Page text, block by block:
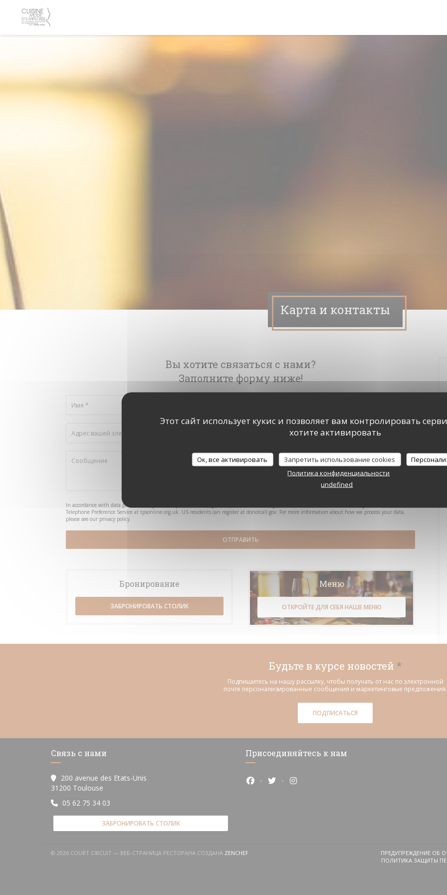
Этот сайт использует кукис и позволяет вам контролировать
хотите активировать
Ок, все активировать Запретить использование cookies
Политика конфиденциальности
undefined
Карта и контакты
Вы хотите связаться с нами?
Заполните форму ниже!
In accordance with data protection regulations, you have the right to opt out of marketing communications. UK residents can register with the
Telephone Preference Service at tpsonline.org.uk. US residents can register at donotcall.gov. For more information about how we process your data,
please see our privacy policy.
Бронирование
ЗАБРОНИРОВАТЬ СТОЛИК
Меню
ОТКРОЙТЕ ДЛЯ СЕБЯ НАШЕ МЕНЮ
Будьте в курсе новостей *
Подпишитесь на нашу рассылку, чтобы получать от нас по электронной
почте персонализированные сообщения и маркетинговые предложения.
ПОДПИСАТЬСЯ
Связь с нами
200 avenue des Etats-Unis
31200 Toulouse
05 62 75 34 03
ЗАБРОНИРОВАТЬ СТОЛИК
Присоединяйтесь к нам
Facebook ((открывается в новом окне))
Twitter ((открывается в новом окне))
Instagram ((открывается в новом окне))
© 2026 COURT CIRCUIT — ВЕБ-СТРАНИЦА РЕСТОРАНА СОЗДАНА ZENCHEF((ОТКРЫВАЕТСЯ В НОВОМ ОКНЕ)) ПРЕДУПРЕЖДЕНИЕ ОБ
ПОЛИТИКА ЗАЩИТЫ